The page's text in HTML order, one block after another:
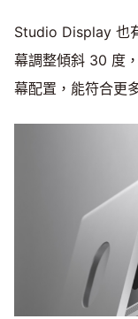
Studio Display 也
幕調整傾斜 30 度
幕配置，能符合更